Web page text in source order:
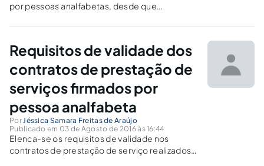
por pessoas analfabetas, desde que
Requisitos de validade dos
contratos de prestação de
serviços firmados por
pessoa analfabeta
PorJéssica Samara Freitas de Araújo
Publicado em 03 de Agosto de 2016 às 16:44
Elenca-se os requisitos de validade nos
contratos de prestação de serviço realizados